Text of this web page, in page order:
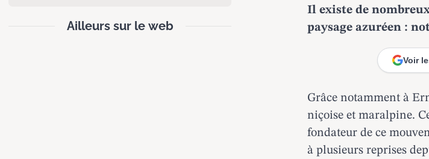
Il existe de
paysage azuréen :
Voir
Grâce notamment à
niçoise et maralpine.
fondateur de ce
à plusieurs reprises
Ailleurs sur le web